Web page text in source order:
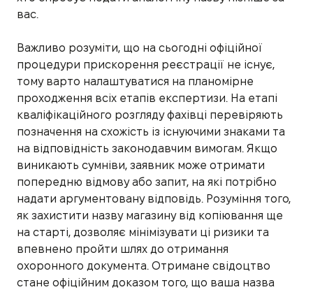
вас.
Важливо розуміти, що на сьогодні офіційної
процедури прискорення реєстрації не існує,
тому варто налаштуватися на планомірне
проходження всіх етапів експертизи. На етапі
кваліфікаційного розгляду фахівці перевіряють
позначення на схожість із існуючими знаками та
на відповідність законодавчим вимогам. Якщо
виникають сумніви, заявник може отримати
попередню відмову або запит, на які потрібно
надати аргументовану відповідь. Розуміння того,
як захистити назву магазину від копіювання ще
на старті, дозволяє мінімізувати ці ризики та
впевнено пройти шлях до отримання
охоронного документа. Отримане свідоцтво
стане офіційним доказом того, що ваша назва